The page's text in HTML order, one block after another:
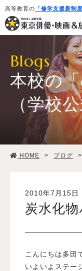
高等教育の 「修学支援新制度
学校紹介・教育シ
学生生活
入試案内
Blogs
本校の
（学校
HOME > ブログ >
2010年7月15日
炭水化物
こんにちは多田
いよいよステー